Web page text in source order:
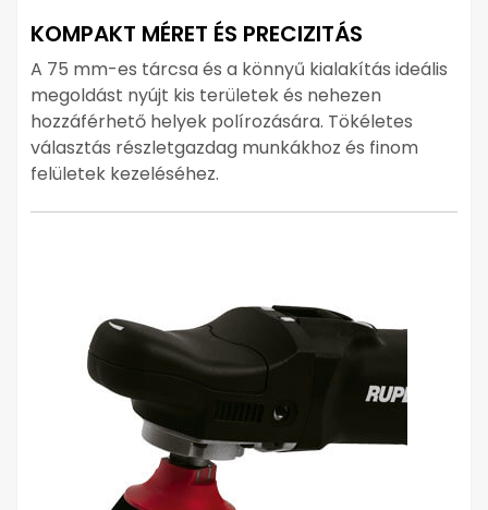
KOMPAKT MÉRET ÉS PRECIZITÁS
A 75 mm-es tárcsa és a könnyű kialakítás ideális
megoldást nyújt kis területek és nehezen
hozzáférhető helyek polírozására. Tökéletes
választás részletgazdag munkákhoz és finom
felületek kezeléséhez.